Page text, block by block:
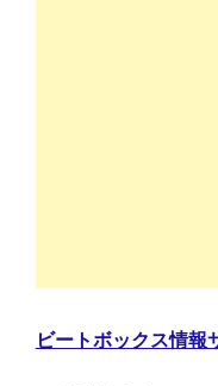
ビートボックス情報